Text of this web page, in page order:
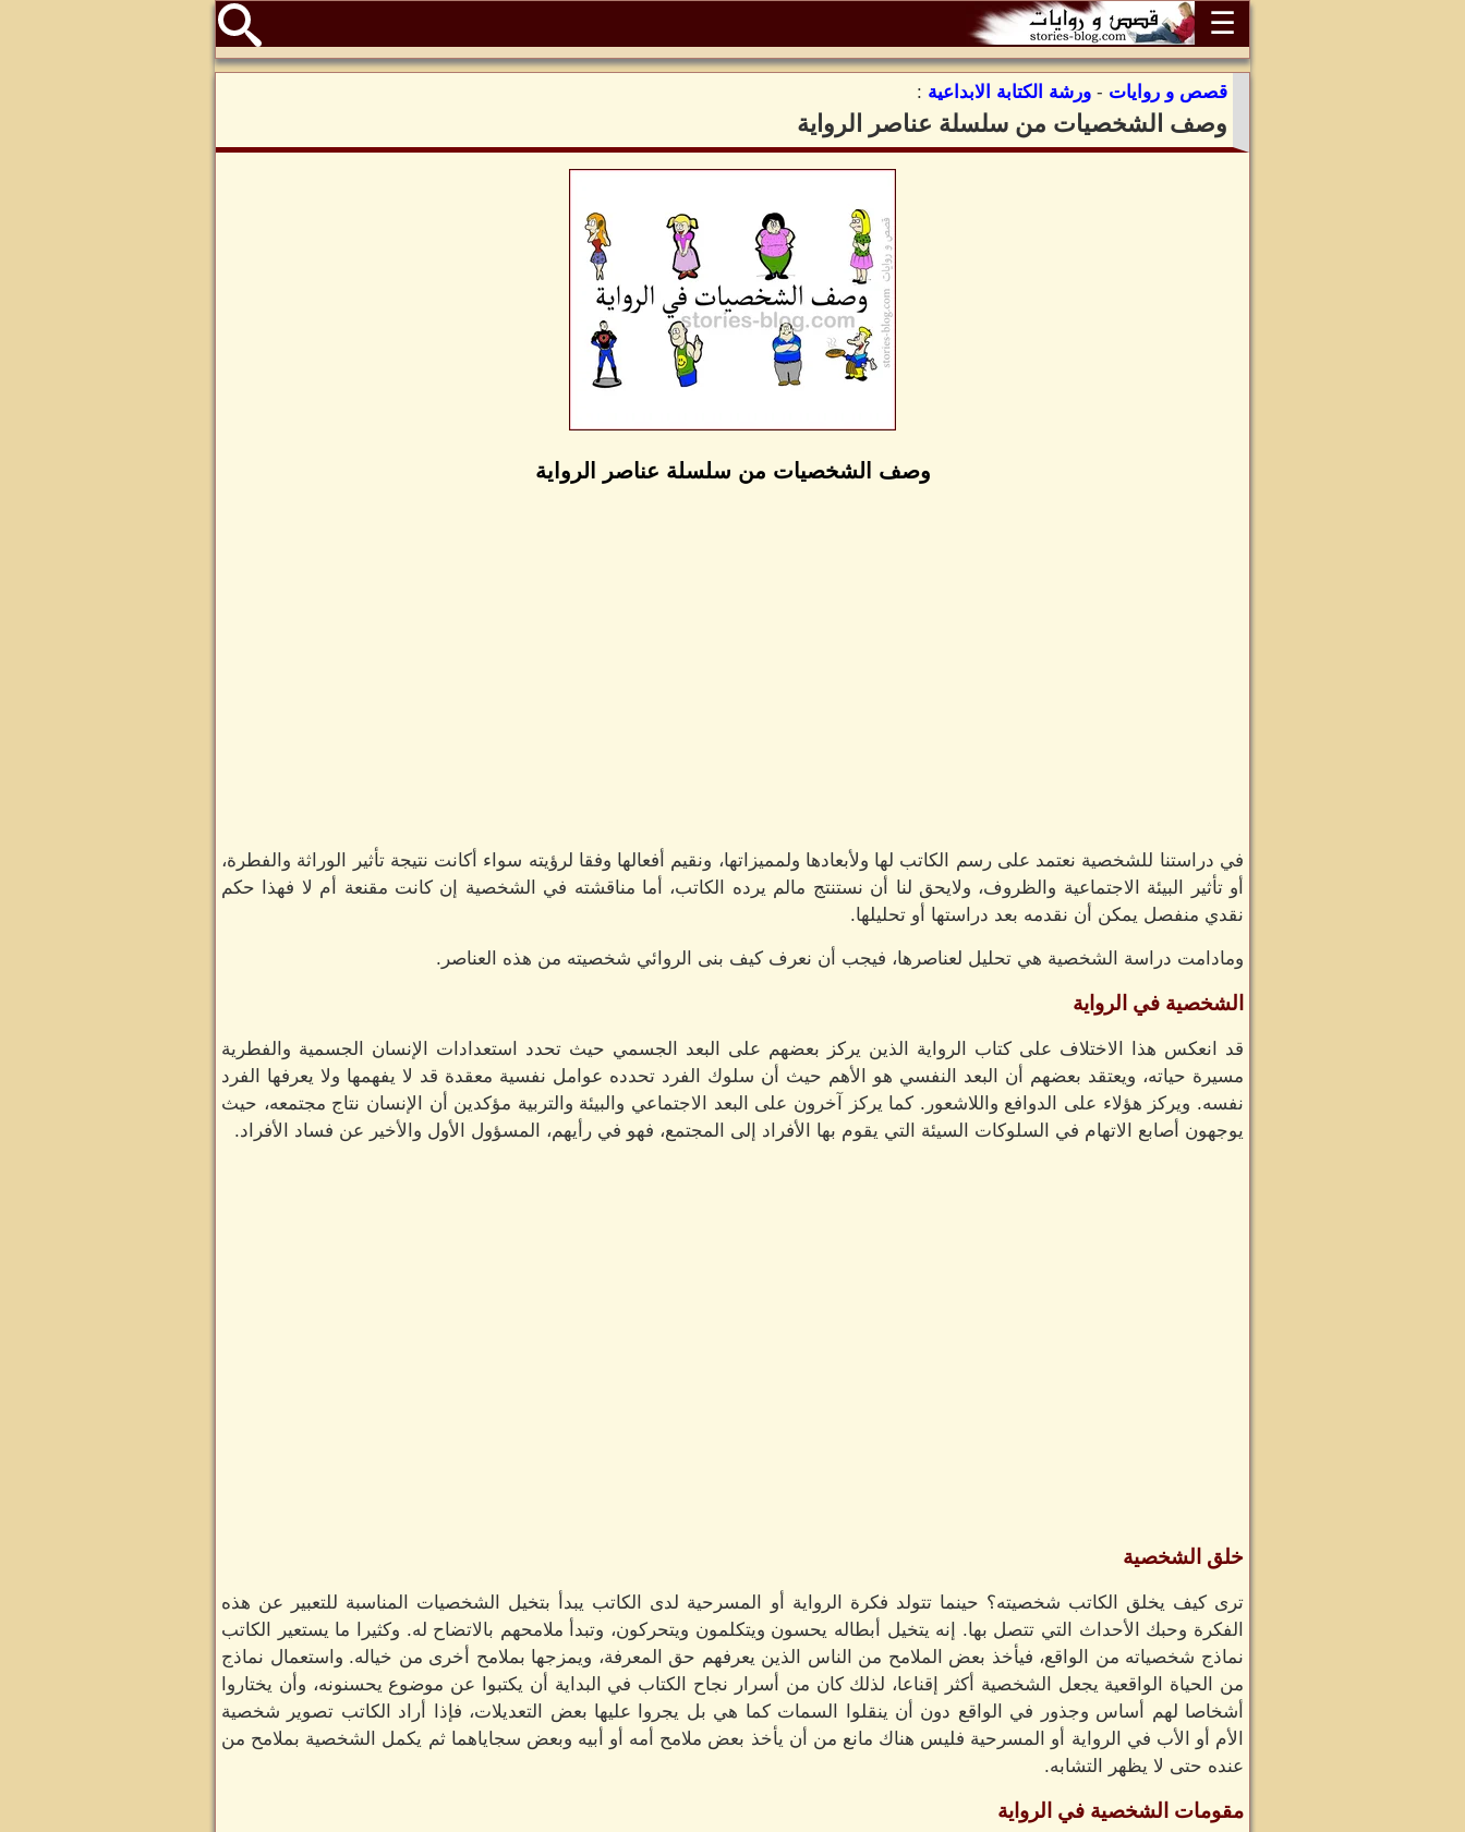
☰
قصص و روايات - ورشة الكتابة الابداعية :
وصف الشخصيات من سلسلة عناصر الرواية
وصف الشخصيات من سلسلة عناصر الرواية
في دراستنا للشخصية نعتمد على رسم الكاتب لها ولأبعادها ولمميزاتها، ونقيم أفعالها وفقا لرؤيته سواء أكانت نتيجة تأثير الوراثة والفطرة،
أو تأثير البيئة الاجتماعية والظروف، ولايحق لنا أن نستنتج مالم يرده الكاتب، أما مناقشته في الشخصية إن كانت مقنعة أم لا فهذا حكم
نقدي منفصل يمكن أن نقدمه بعد دراستها أو تحليلها.
ومادامت دراسة الشخصية هي تحليل لعناصرها، فيجب أن نعرف كيف بنى الروائي شخصيته من هذه العناصر.
الشخصية في الرواية
قد انعكس هذا الاختلاف على كتاب الرواية الذين يركز بعضهم على البعد الجسمي حيث تحدد استعدادات الإنسان الجسمية والفطرية
مسيرة حياته، ويعتقد بعضهم أن البعد النفسي هو الأهم حيث أن سلوك الفرد تحدده عوامل نفسية معقدة قد لا يفهمها ولا يعرفها الفرد
نفسه. ويركز هؤلاء على الدوافع واللاشعور. كما يركز آخرون على البعد الاجتماعي والبيئة والتربية مؤكدين أن الإنسان نتاج مجتمعه، حيث
يوجهون أصابع الاتهام في السلوكات السيئة التي يقوم بها الأفراد إلى المجتمع، فهو في رأيهم، المسؤول الأول والأخير عن فساد الأفراد.
خلق الشخصية
ترى كيف يخلق الكاتب شخصيته؟ حينما تتولد فكرة الرواية أو المسرحية لدى الكاتب يبدأ بتخيل الشخصيات المناسبة للتعبير عن هذه
الفكرة وحبك الأحداث التي تتصل بها. إنه يتخيل أبطاله يحسون ويتكلمون ويتحركون، وتبدأ ملامحهم بالاتضاح له. وكثيرا ما يستعير الكاتب
نماذج شخصياته من الواقع، فيأخذ بعض الملامح من الناس الذين يعرفهم حق المعرفة، ويمزجها بملامح أخرى من خياله. واستعمال نماذج
من الحياة الواقعية يجعل الشخصية أكثر إقناعا، لذلك كان من أسرار نجاح الكتاب في البداية أن يكتبوا عن موضوع يحسنونه، وأن يختاروا
أشخاصا لهم أساس وجذور في الواقع دون أن ينقلوا السمات كما هي بل يجروا عليها بعض التعديلات، فإذا أراد الكاتب تصوير شخصية
الأم أو الأب في الرواية أو المسرحية فليس هناك مانع من أن يأخذ بعض ملامح أمه أو أبيه وبعض سجاياهما ثم يكمل الشخصية بملامح من
عنده حتى لا يظهر التشابه.
مقومات الشخصية في الرواية